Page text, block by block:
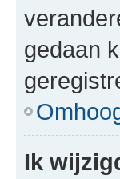
gedaan
Ik